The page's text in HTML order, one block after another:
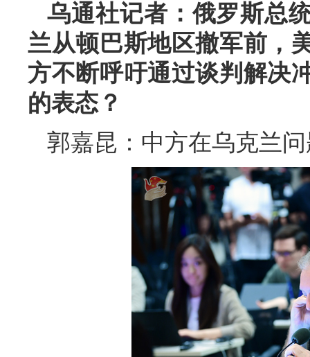
乌通社记者：俄罗斯总
兰从顿巴斯地区撤军前，
方不断呼吁通过谈判解决
的表态？
郭嘉昆：中方在乌克兰